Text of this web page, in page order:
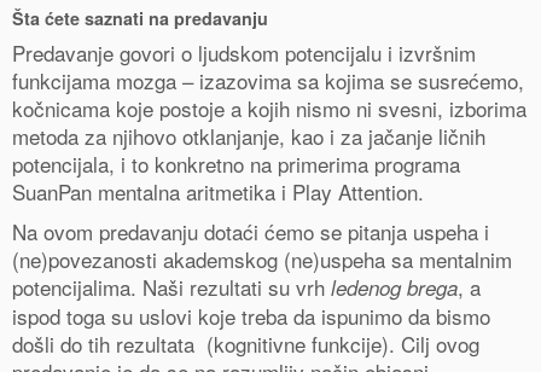
Šta ćete saznati na predavanju
Predavanje govori o ljudskom potencijalu i izvršnim
funkcijama mozga – izazovima sa kojima se susrećemo,
kočnicama koje postoje a kojih nismo ni svesni, izborima
metoda za njihovo otklanjanje, kao i za jačanje ličnih
potencijala, i to konkretno na primerima programa
SuanPan mentalna aritmetika i Play Attention.
Na ovom predavanju dotaći ćemo se pitanja uspeha i
(ne)povezanosti akademskog (ne)uspeha sa mentalnim
potencijalima. Naši rezultati su vrh ledenog brega, a
ispod toga su uslovi koje treba da ispunimo da bismo
došli do tih rezultata (kognitivne funkcije). Cilj ovog